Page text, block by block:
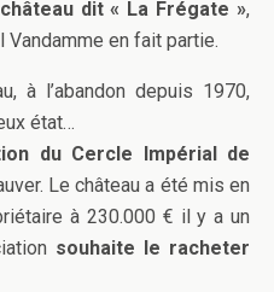
dit « La Frégate »,
Vandamme en fait partie.
à l’abandon depuis 1970,
état…
du Cercle Impérial de
Le château a été mis en
à 230.000 € il y a un
souhaite le racheter